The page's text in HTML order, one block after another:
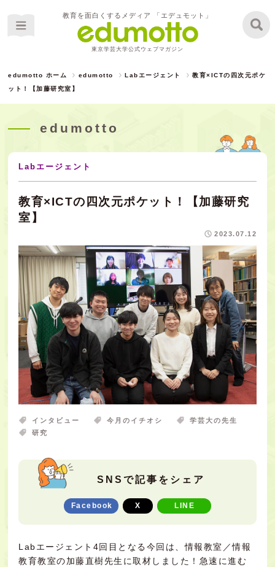
教育を面白くするメディア 「エデュモット」
東京学芸大学公式ウェブマガジン
edumotto ホーム edumotto Labエージェント
教育×ICTの四次元ポケ
ット！【加藤研究室】
edumotto
Labエージェント
教育×ICTの四次元ポケット！【加藤研究
室】
2023.07.12
インタビュー 今月のイチオシ
学芸大の先生
研究
SNSで記事をシェア
Facebook X LINE
Labエージェント4回目となる今回は、情報教室／情報
教育教室の加藤直樹先生に取材しました！急速に進む